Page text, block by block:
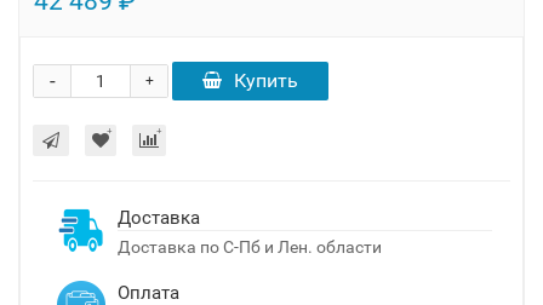
+
- Купить
Доставка
Доставка по С-Пб и Лен. области
Оплата